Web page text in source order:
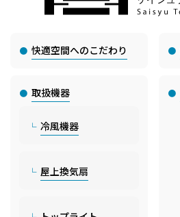
快適空間へのこだわり
取扱機器
冷風機器
屋上換気扇